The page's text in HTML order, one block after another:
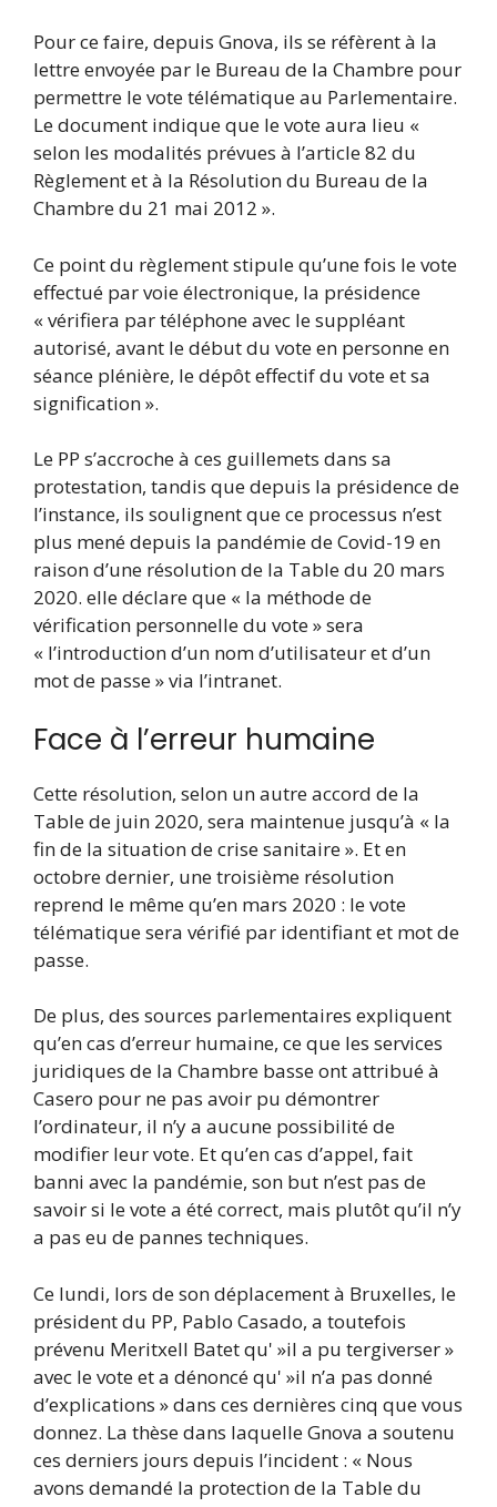
Pour ce faire, depuis Gnova, ils se réfèrent à la
lettre envoyée par le Bureau de la Chambre pour
permettre le vote télématique au Parlementaire.
Le document indique que le vote aura lieu «
selon les modalités prévues à l’article 82 du
Règlement et à la Résolution du Bureau de la
Chambre du 21 mai 2012 ».
Ce point du règlement stipule qu’une fois le vote
effectué par voie électronique, la présidence
« vérifiera par téléphone avec le suppléant
autorisé, avant le début du vote en personne en
séance plénière, le dépôt effectif du vote et sa
signification ».
Le PP s’accroche à ces guillemets dans sa
protestation, tandis que depuis la présidence de
l’instance, ils soulignent que ce processus n’est
plus mené depuis la pandémie de Covid-19 en
raison d’une résolution de la Table du 20 mars
2020. elle déclare que « la méthode de
vérification personnelle du vote » sera
« l’introduction d’un nom d’utilisateur et d’un
mot de passe » via l’intranet.
Face à l’erreur humaine
Cette résolution, selon un autre accord de la
Table de juin 2020, sera maintenue jusqu’à « la
fin de la situation de crise sanitaire ». Et en
octobre dernier, une troisième résolution
reprend le même qu’en mars 2020 : le vote
télématique sera vérifié par identifiant et mot de
passe.
De plus, des sources parlementaires expliquent
qu’en cas d’erreur humaine, ce que les services
juridiques de la Chambre basse ont attribué à
Casero pour ne pas avoir pu démontrer
l’ordinateur, il n’y a aucune possibilité de
modifier leur vote. Et qu’en cas d’appel, fait
banni avec la pandémie, son but n’est pas de
savoir si le vote a été correct, mais plutôt qu’il n’y
a pas eu de pannes techniques.
Ce lundi, lors de son déplacement à Bruxelles, le
président du PP, Pablo Casado, a toutefois
prévenu Meritxell Batet qu' »il a pu tergiverser »
avec le vote et a dénoncé qu' »il n’a pas donné
d’explications » dans ces dernières cinq que vous
donnez. La thèse dans laquelle Gnova a soutenu
ces derniers jours depuis l’incident : « Nous
avons demandé la protection de la Table du